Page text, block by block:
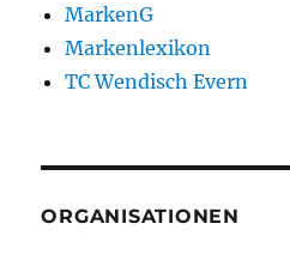
MarkenG
Markenlexikon
TC Wendisch Evern
ORGANISATIONEN